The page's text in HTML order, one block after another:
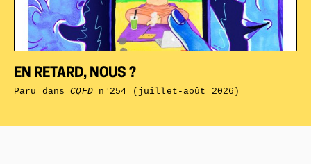
EN RETARD, NOUS ?
Paru dansCQFDn°254 (juillet-août 2026)